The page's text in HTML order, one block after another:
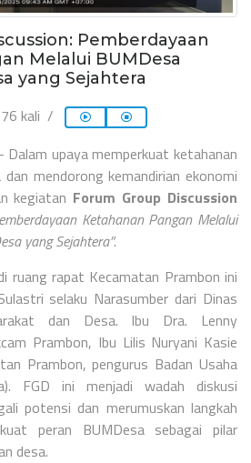
Pemberdayaan
Melalui BUMDesa
yang Sejahtera
kali
Dalam upaya memperkuat ketahanan
mendorong kemandirian ekonomi
kegiatan Forum Group Discussion
Ketahanan Pangan Melalui
yang Sejahtera”.
ruang rapat Kecamatan Prambon ini
selaku Narasumber dari Dinas
dan Desa. Ibu Dra. Lenny
Prambon, Ibu Lilis Nuryani Kasie
Prambon, pengurus Badan Usaha
FGD ini menjadi wadah diskusi
potensi dan merumuskan langkah
peran BUMDesa sebagai pilar
desa.